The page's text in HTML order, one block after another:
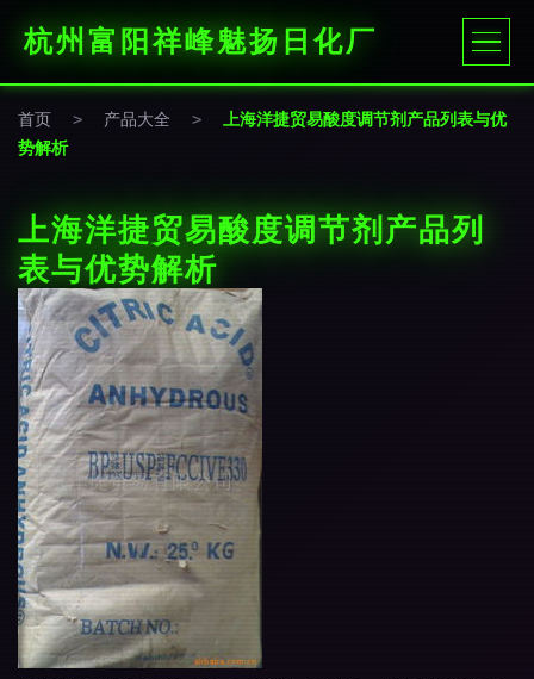
杭州富阳祥峰魅扬日化厂
首页 > 产品大全 >
上海洋捷贸易酸度调节剂产品列表与优
势解析
上海洋捷贸易酸度调节剂产品列
表与优势解析